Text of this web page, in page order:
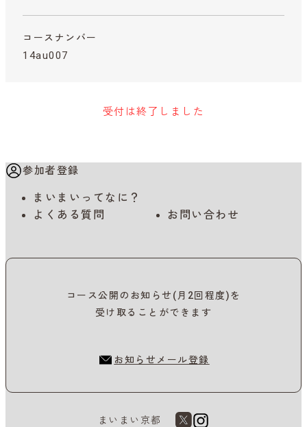
コースナンバー
14au007
受付は終了しました
参加者登録
まいまいってなに？
よくある質問
お問い合わせ
コース公開のお知らせ(月2回程度)を
受け取ることができます
お知らせメール登録
まいまい京都